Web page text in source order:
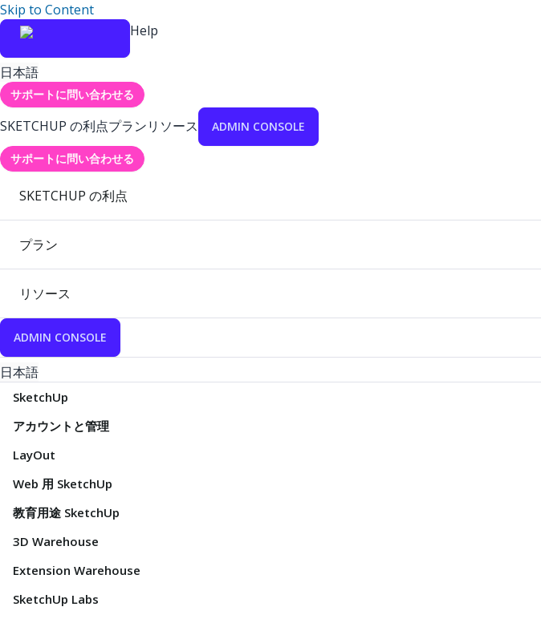
Skip to Content
Help
日本語
サポートに問い合わせる
SKETCHUP の利点プランリソース ADMIN CONSOLE
サポートに問い合わせる
SKETCHUP の利点
プラン
リソース
ADMIN CONSOLE
日本語
SketchUp
アカウントと管理
LayOut
Web 用 SketchUp
教育用途 SketchUp
3D Warehouse
Extension Warehouse
SketchUp Labs